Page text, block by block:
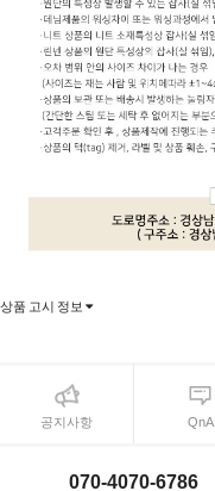
상품 고시 정보
공지사항 QnA
070-4070-6786